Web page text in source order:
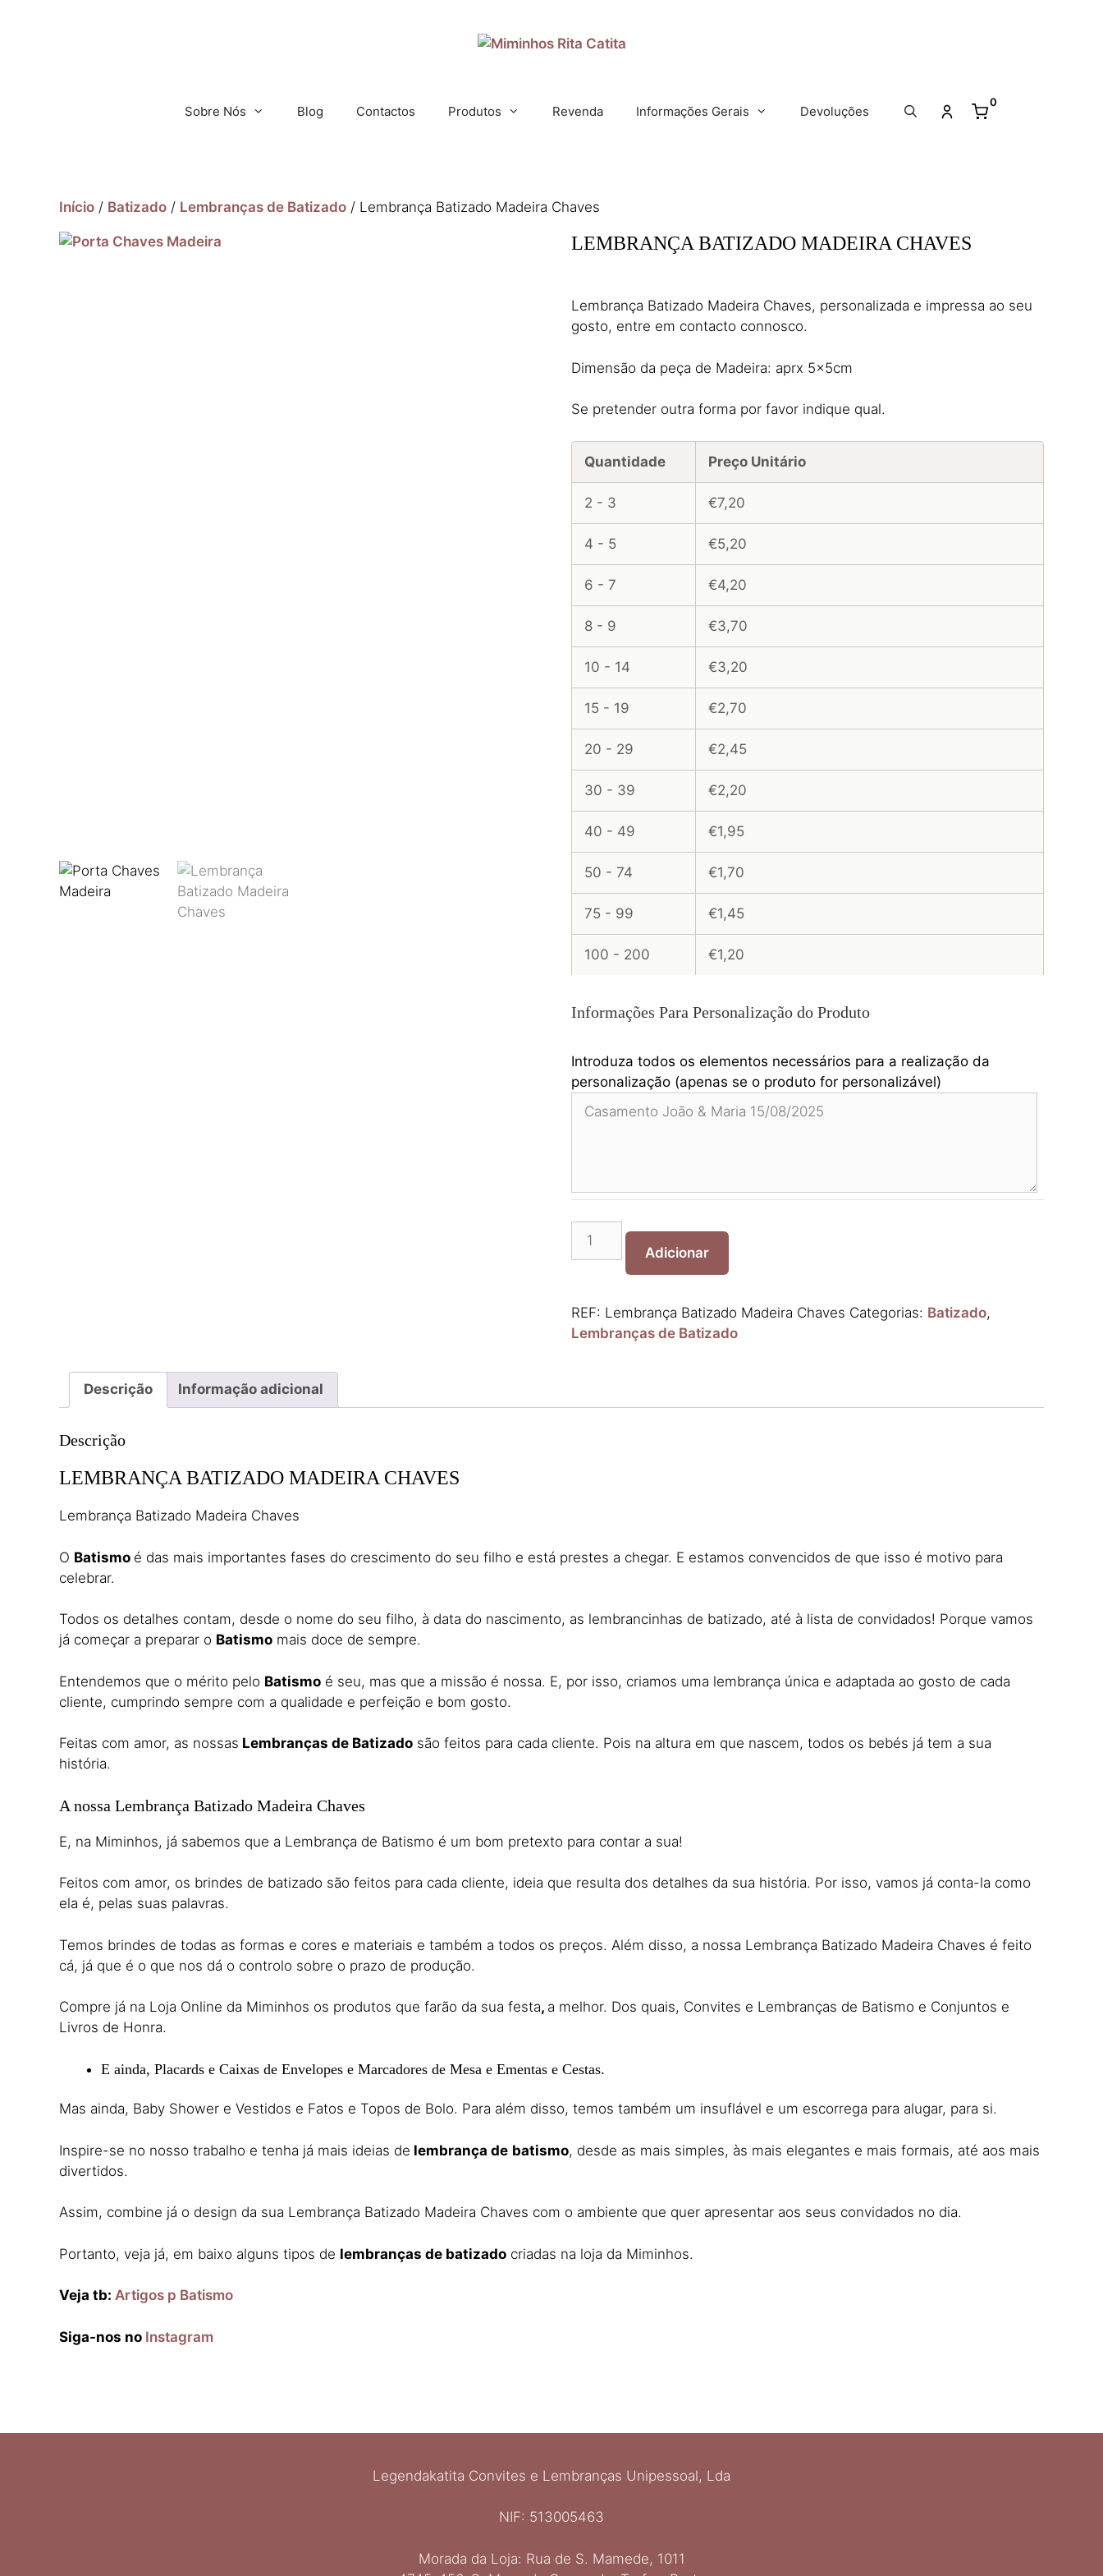
0
Sobre Nós Blog Contactos Produtos Revenda Informações Gerais Devoluções
Início / Batizado / Lembranças de Batizado / Lembrança Batizado Madeira Chaves
LEMBRANÇA BATIZADO MADEIRA CHAVES
Lembrança Batizado Madeira Chaves, personalizada e impressa ao seu
gosto, entre em contacto connosco.
Dimensão da peça de Madeira: aprx 5x5cm
Se pretender outra forma por favor indique qual.
Quantidade Preço Unitário
2 - 3 €7,20
4 - 5 €5,20
6 - 7 €4,20
8 - 9 €3,70
10 - 14 €3,20
15 - 19 €2,70
20 - 29 €2,45
30 - 39 €2,20
40 - 49 €1,95
50 - 74 €1,70
75 - 99 €1,45
100 - 200 €1,20
Informações Para Personalização do Produto
Introduza todos os elementos necessários para a realização da
personalização (apenas se o produto for personalizável)
Quantidade
Lembrança
Madeira
Chaves
Adicionar
REF: Lembrança Batizado Madeira Chaves Categorias: Batizado,
Lembranças de Batizado
Descrição Informação adicional
Descrição
LEMBRANÇA BATIZADO MADEIRA CHAVES
Lembrança Batizado Madeira Chaves
O Batismo é das mais importantes fases do crescimento do seu filho e está prestes a chegar. E estamos convencidos de que isso é motivo para
celebrar.
Todos os detalhes contam, desde o nome do seu filho, à data do nascimento, as lembrancinhas de batizado, até à lista de convidados! Porque vamos
já começar a preparar o Batismo mais doce de sempre.
Entendemos que o mérito pelo Batismo é seu, mas que a missão é nossa. E, por isso, criamos uma lembrança única e adaptada ao gosto de cada
cliente, cumprindo sempre com a qualidade e perfeição e bom gosto.
Feitas com amor, as nossas Lembranças de Batizado são feitos para cada cliente. Pois na altura em que nascem, todos os bebés já tem a sua
história.
A nossa Lembrança Batizado Madeira Chaves
E, na Miminhos, já sabemos que a Lembrança de Batismo é um bom pretexto para contar a sua!
Feitos com amor, os brindes de batizado são feitos para cada cliente, ideia que resulta dos detalhes da sua história. Por isso, vamos já conta-la como
ela é, pelas suas palavras.
Temos brindes de todas as formas e cores e materiais e também a todos os preços. Além disso, a nossa Lembrança Batizado Madeira Chaves é feito
cá, já que é o que nos dá o controlo sobre o prazo de produção.
Compre já na Loja Online da Miminhos os produtos que farão da sua festa, a melhor. Dos quais, Convites e Lembranças de Batismo e Conjuntos e
Livros de Honra.
E ainda, Placards e Caixas de Envelopes e Marcadores de Mesa e Ementas e Cestas.
Mas ainda, Baby Shower e Vestidos e Fatos e Topos de Bolo. Para além disso, temos também um insuflável e um escorrega para alugar, para si.
Inspire-se no nosso trabalho e tenha já mais ideias de lembrança de batismo, desde as mais simples, às mais elegantes e mais formais, até aos mais
divertidos.
Assim, combine já o design da sua Lembrança Batizado Madeira Chaves com o ambiente que quer apresentar aos seus convidados no dia.
Portanto, veja já, em baixo alguns tipos de lembranças de batizado criadas na loja da Miminhos.​
Veja tb: Artigos p Batismo
Siga-nos no Instagram
Legendakatita Convites e Lembranças Unipessoal, Lda
NIF: 513005463
Morada da Loja: Rua de S. Mamede, 1011